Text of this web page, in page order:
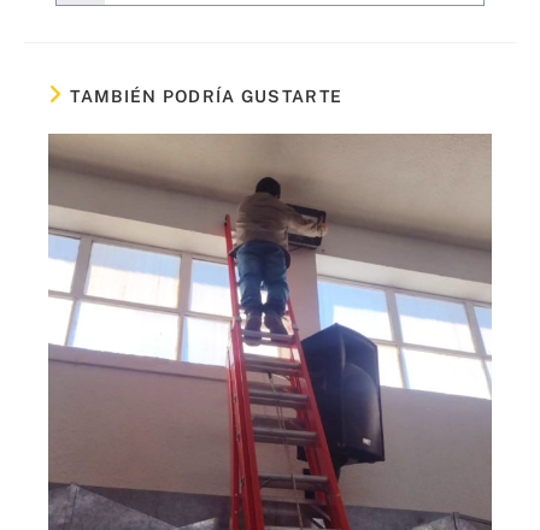
TAMBIÉN PODRÍA GUSTARTE